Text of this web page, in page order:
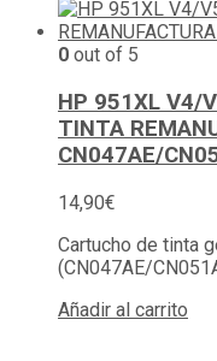
0 out of 5
HP 951XL V4/
TINTA
CN047AE/
14,90€
Cartucho de tinta
(CN047AE/
Añadir al carrito